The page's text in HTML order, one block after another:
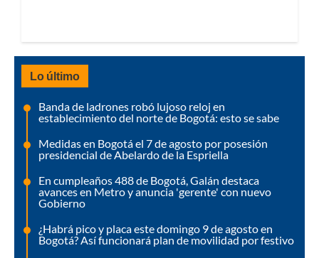
Lo último
Banda de ladrones robó lujoso reloj en
establecimiento del norte de Bogotá: esto se sabe
Medidas en Bogotá el 7 de agosto por posesión
presidencial de Abelardo de la Espriella
En cumpleaños 488 de Bogotá, Galán destaca
avances en Metro y anuncia 'gerente' con nuevo
Gobierno
¿Habrá pico y placa este domingo 9 de agosto en
Bogotá? Así funcionará plan de movilidad por festivo